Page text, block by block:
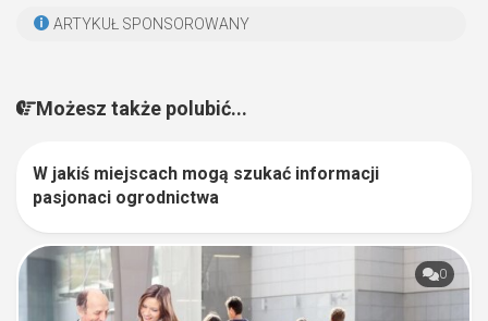
ARTYKUŁ SPONSOROWANY
Możesz także polubić...
W jakiś miejscach mogą szukać informacji
pasjonaci ogrodnictwa
0